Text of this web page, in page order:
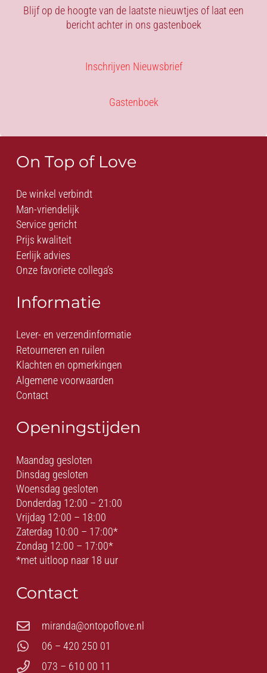
Blijf op de hoogte van de laatste nieuwtjes of laat een
bericht achter in ons gastenboek
Inschrijven Nieuwsbrief
Gastenboek
On Top of Love
De winkel verbindt
Man-vriendelijk
Service gericht
Prijs kwaliteit
Eerlijk advies
Onze favoriete collega’s
Informatie
Lever- en verzendinformatie
Retourneren en ruilen
Klachten en opmerkingen
Algemene voorwaarden
Contact
Openingstijden
Maandag gesloten
Dinsdag gesloten
Woensdag gesloten
Donderdag 12:00 – 21:00
Vrijdag 12:00 – 18:00
Zaterdag 10:00 – 17:00*
Zondag 12:00 – 17:00*
*met uitloop naar 18 uur
Contact
miranda@ontopoflove.nl
06 – 420 250 01
073 – 610 00 11